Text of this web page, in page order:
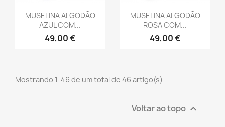
Vista rápida
MUSELINA ALGODÃO
AZUL COM...
49,00 €
Vista rápida
MUSELINA ALGODÃO
ROSA COM...
49,00 €
Mostrando 1-46 de um total de 46 artigo(s)
Voltar ao topo 